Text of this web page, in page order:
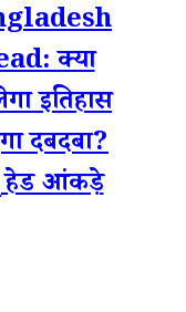
क्या
इतिहास
दबदबा?
हेड आंकड़े